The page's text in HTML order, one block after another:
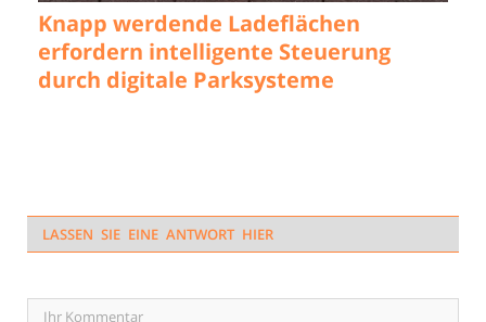
Knapp werdende Ladeflächen
erfordern intelligente Steuerung
durch digitale Parksysteme
LASSEN SIE EINE ANTWORT HIER